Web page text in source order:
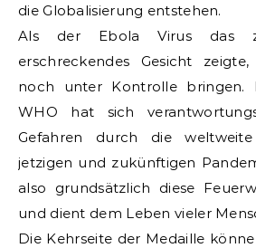
die Globalisierung entstehen.
Als der Ebola Virus das
erschreckendes Gesicht
noch unter Kontrolle
WHO hat sich
Gefahren durch die
jetzigen und zukünftigen
also grundsätzlich diese
und dient dem Leben vieler
Die Kehrseite der Medaille